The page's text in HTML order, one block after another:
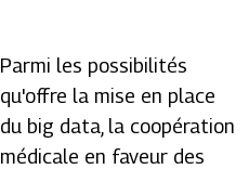
Parmi les possibilités
qu'offre la mise en place
du big data, la coopération
médicale en faveur des